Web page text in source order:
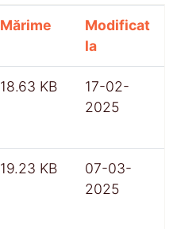
Mărime
Modificat
la
18.63 KB
17-02-
2025
19.23 KB
07-03-
2025